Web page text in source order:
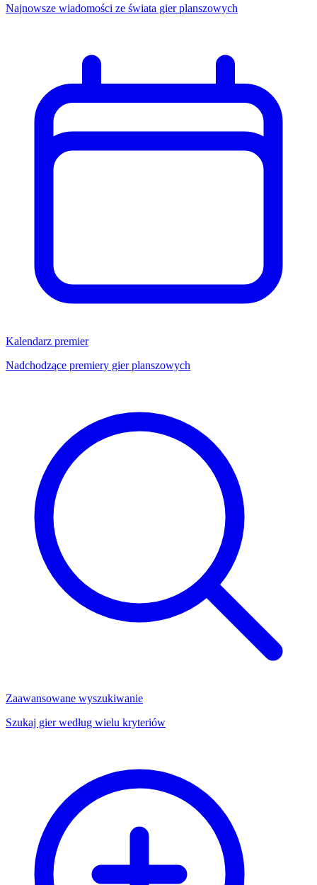
Najnowsze wiadomości ze świata gier planszowych
Kalendarz premier
Nadchodzące premiery gier planszowych
Zaawansowane wyszukiwanie
Szukaj gier według wielu kryteriów